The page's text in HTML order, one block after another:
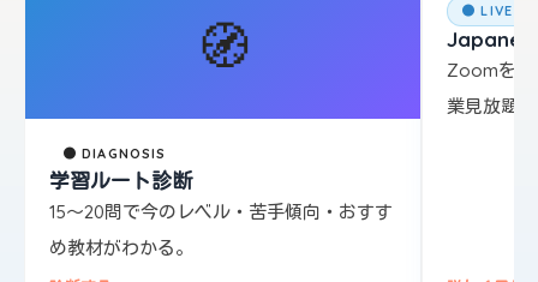
🧭
● DIAGNOSIS
学習ルート診断
15〜20問で今のレベル・苦手傾向・おすす
め教材がわかる。
● LIVE
Zoomを使
業見放題